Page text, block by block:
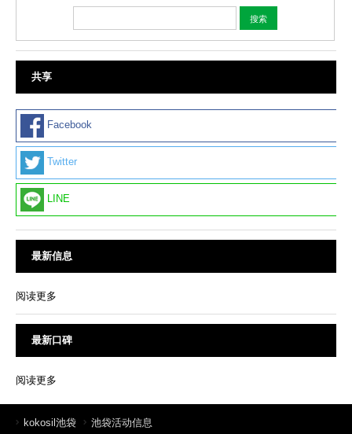
共享
Facebook
Twitter
LINE
最新信息
阅读更多
最新口碑
阅读更多
kokosil池袋
池袋活动信息